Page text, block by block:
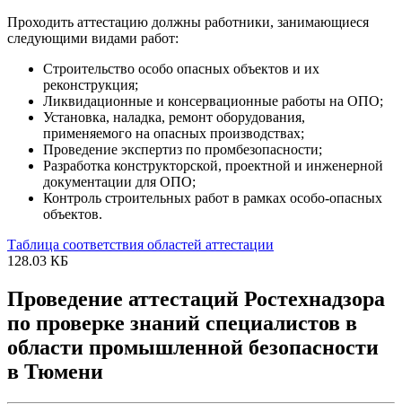
Проходить аттестацию должны работники, занимающиеся
следующими видами работ:
Строительство особо опасных объектов и их
реконструкция;
Ликвидационные и консервационные работы на ОПО;
Установка, наладка, ремонт оборудования,
применяемого на опасных производствах;
Проведение экспертиз по промбезопасности;
Разработка конструкторской, проектной и инженерной
документации для ОПО;
Контроль строительных работ в рамках особо-опасных
объектов.
Таблица соответствия областей аттестации
128.03 КБ
Проведение аттестаций Ростехнадзора
по проверке знаний специалистов в
области промышленной безопасности
в Тюмени